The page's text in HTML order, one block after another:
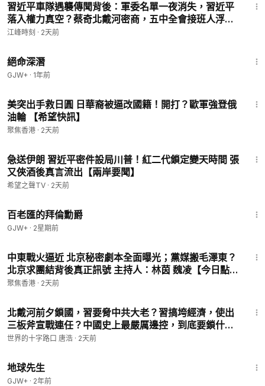
習近平車隊遇襲傳聞背後：軍委名單一夜消失，習近平
落入權力真空？蔡奇北戴河密商，五中全會接班人浮
現？【江峰視界20260804第453期】
江峰時刻 · 2天前
絕命深潛
GJW+ · 1年前
美突出手救日圓 日華裔被逼改國籍！開打？歐軍強登俄
油輪 【希望快訊】
聚焦香港 · 2天前
急送伊朗 習近平密件設局川普！紅二代鎖定變天時間 張
又俠酒後真言流出【兩岸要聞】
希望之聲TV · 2天前
百老匯的拜倫勳爵
GJW+ · 2星期前
中東戰火逼近 北京秘密劇本全面曝光；黨媒搬毛澤東？
北京求團結背後真正訊號 主持人：林茵 魏凌【今日點
睇】
聚焦香港 · 2天前
北戴河前夕鎖國，習要脅中共大老？習搞垮經濟，使出
三板斧宣戰連任？中國史上最嚴厲邊控，到底要鎖什
麼？（2026.8.4）｜唐浩說-世界的十字路口
世界的十字路口 唐浩 · 2天前
地球先生
GJW+ · 2年前